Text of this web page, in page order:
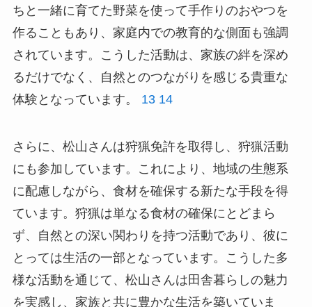
ちと一緒に育てた野菜を使って手作りのおやつを
作ることもあり、家庭内での教育的な側面も強調
されています。こうした活動は、家族の絆を深め
るだけでなく、自然とのつながりを感じる貴重な
体験となっています。 13 14
さらに、松山さんは狩猟免許を取得し、狩猟活動
にも参加しています。これにより、地域の生態系
に配慮しながら、食材を確保する新たな手段を得
ています。狩猟は単なる食材の確保にとどまら
ず、自然との深い関わりを持つ活動であり、彼に
とっては生活の一部となっています。こうした多
様な活動を通じて、松山さんは田舎暮らしの魅力
を実感し、家族と共に豊かな生活を築いていま